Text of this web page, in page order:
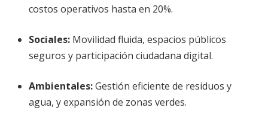
costos operativos hasta en 20%.
Sociales: Movilidad fluida, espacios públicos
seguros y participación ciudadana digital.
Ambientales:Gestión eficiente de residuos y
agua, y expansión de zonas verdes.